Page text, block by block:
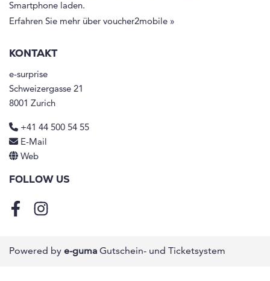
Smartphone laden.
Erfahren Sie mehr über voucher2mobile »
KONTAKT
e-surprise
Schweizergasse 21
8001 Zurich
+41 44 500 54 55
E-Mail
Web
FOLLOW US
FacebookInstagram
Powered by e-guma Gutschein- und Ticketsystem